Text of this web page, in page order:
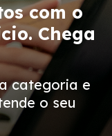
com o
Chega
categoria e
o seu